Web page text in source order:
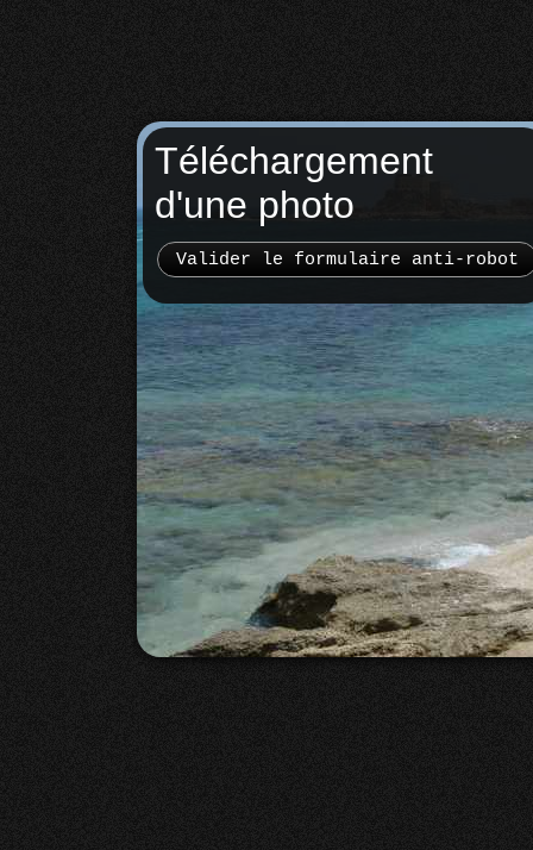
Téléchargement
d'une photo